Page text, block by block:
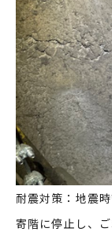
耐震対策：地震
寄階に停止し、